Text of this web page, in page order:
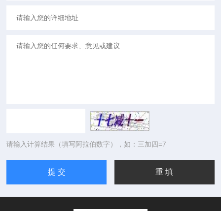
请输入计算结果（填写阿拉伯数字），如：三加四=7